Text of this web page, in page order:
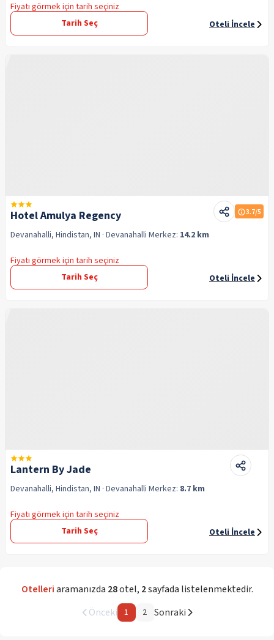
Fiyatı görmek için tarih seçiniz
Tarih Seç
Oteli İncele
Hotel Amulya Regency 3.7/5
Devanahalli, Hindistan, IN · Devanahalli Merkez: 14.2 km
Fiyatı görmek için tarih seçiniz
Tarih Seç
Oteli İncele
Lantern By Jade
Devanahalli, Hindistan, IN · Devanahalli Merkez: 8.7 km
Fiyatı görmek için tarih seçiniz
Tarih Seç
Oteli İncele
Otelleriaramanızda 28otel, 2sayfada listelenmektedir.
Önceki 1 2 Sonraki